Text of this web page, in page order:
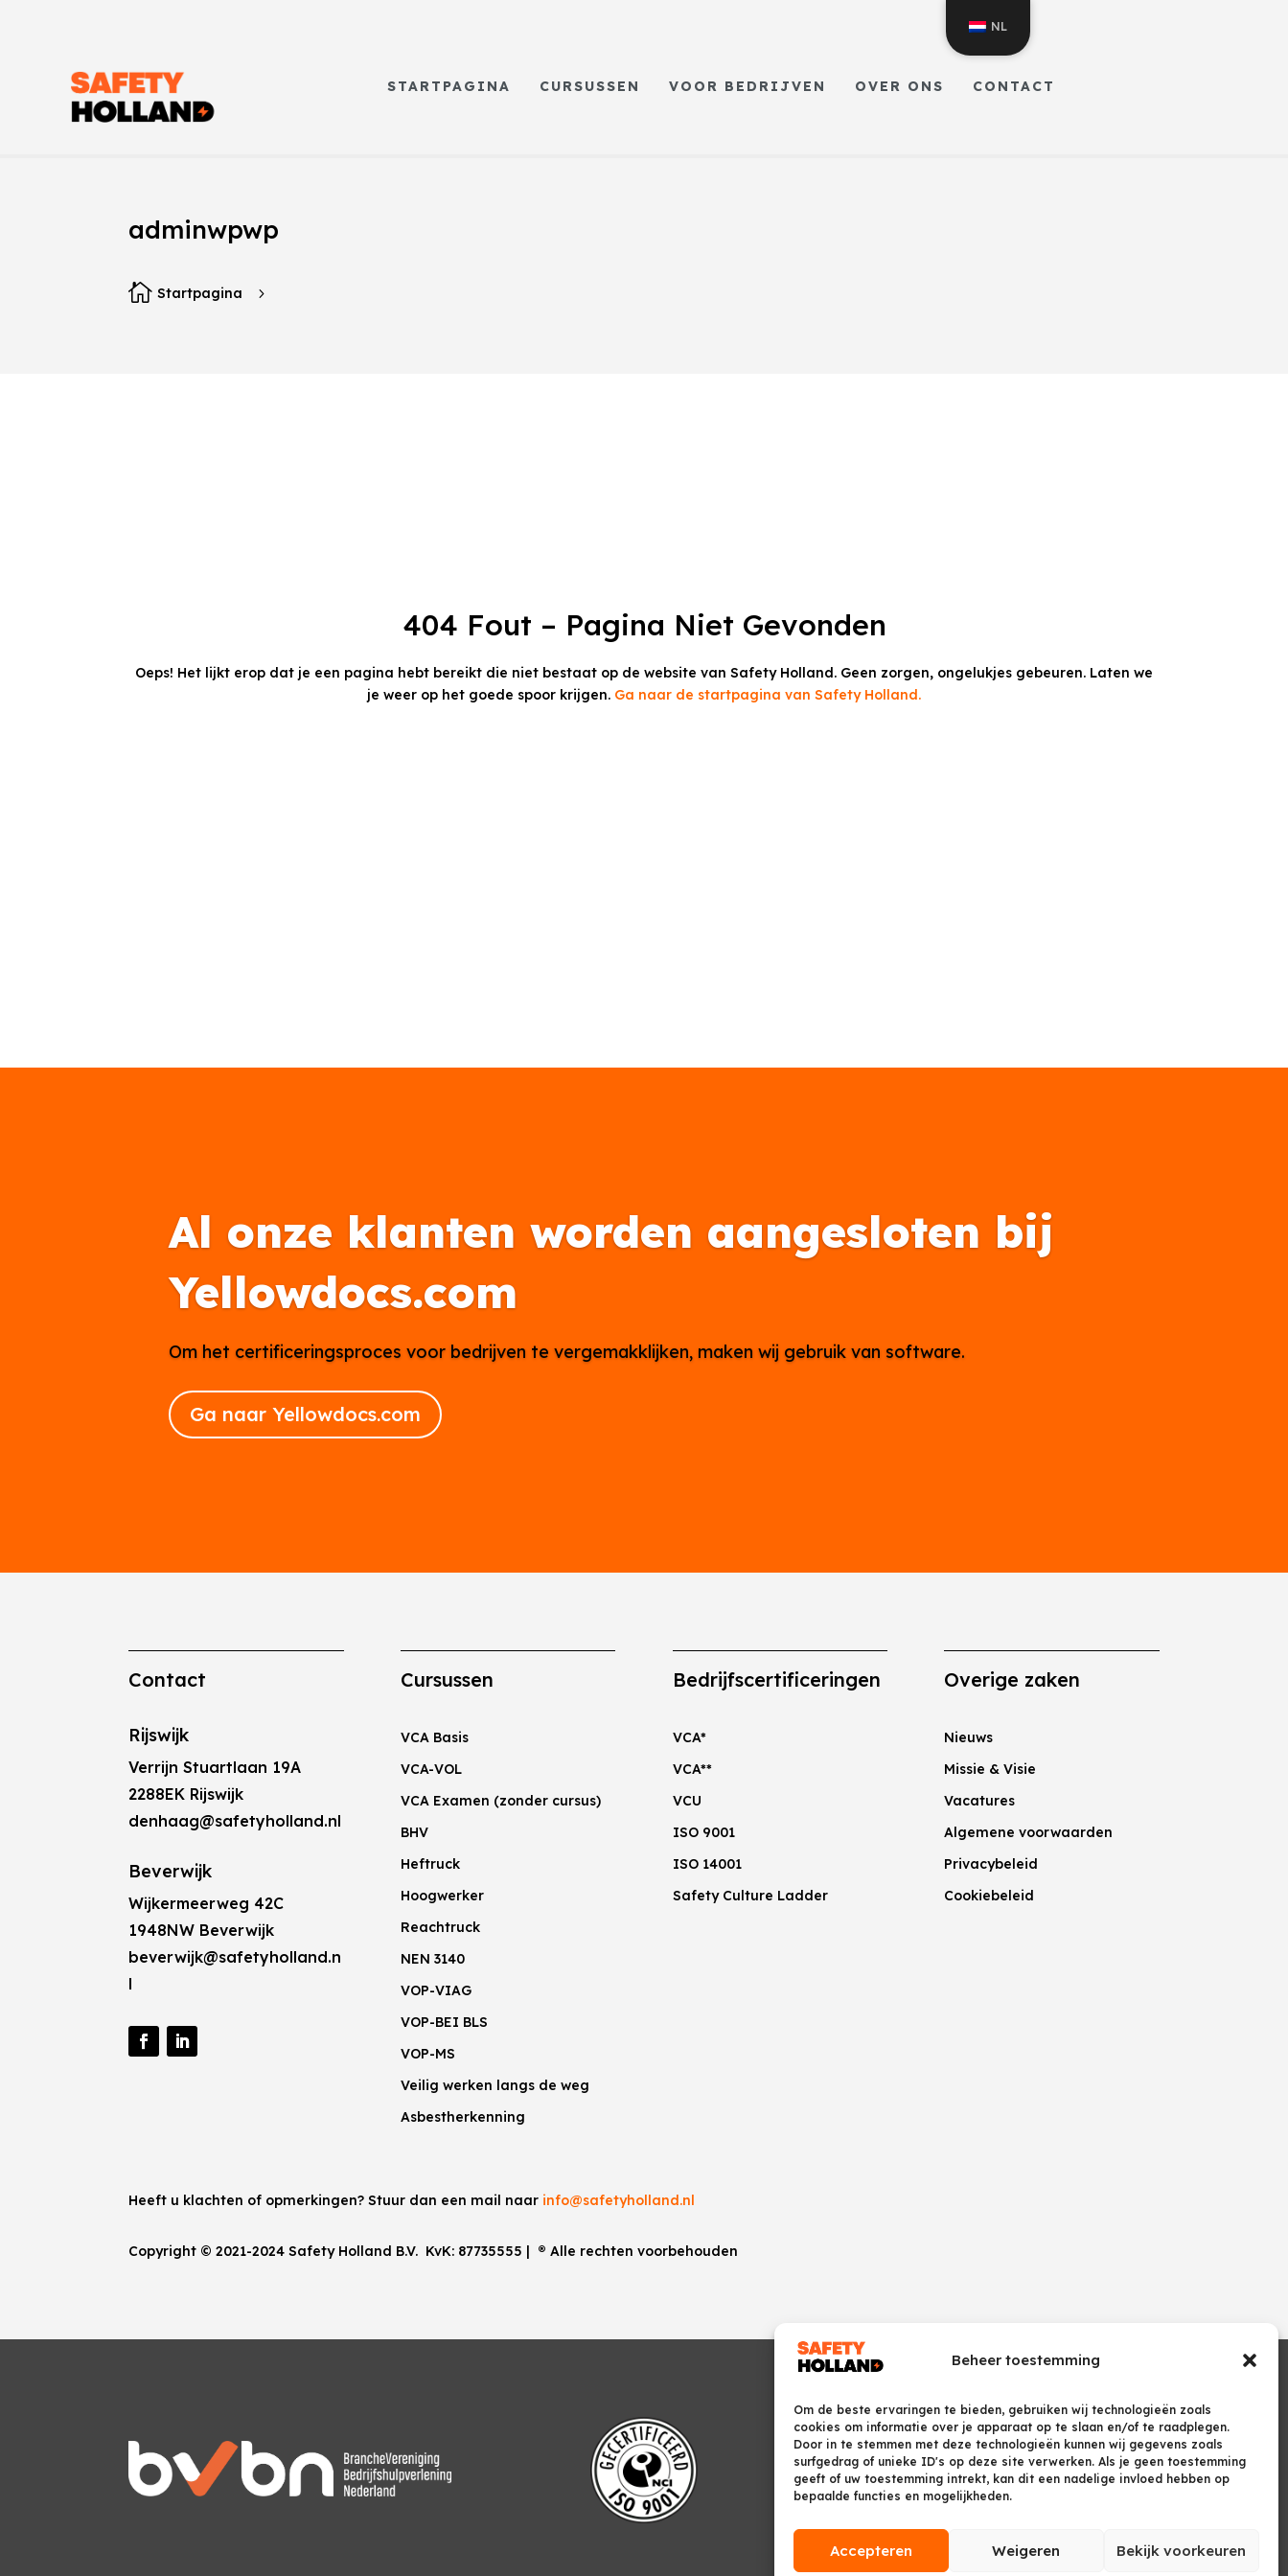
Beheer toestemming
Om de beste ervaringen te bieden, gebruiken wij technologieën zoals
cookies om informatie over je apparaat op te slaan en/of te raadplegen.
Door in te stemmen met deze technologieën kunnen wij gegevens zoals
surfgedrag of unieke ID's op deze site verwerken. Als je geen toestemming
geeft of uw toestemming intrekt, kan dit een nadelige invloed hebben op
bepaalde functies en mogelijkheden.
Accepteren Weigeren Bekijk voorkeuren
STARTPAGINA CURSUSSEN VOOR BEDRIJVEN OVER ONS CONTACT
adminwpwp
 Startpagina 5
404 Fout – Pagina Niet Gevonden
Oeps! Het lijkt erop dat je een pagina hebt bereikt die niet bestaat op de website van Safety Holland. Geen zorgen, ongelukjes gebeuren. Laten we
je weer op het goede spoor krijgen. Ga naar de startpagina van Safety Holland.
Al onze klanten worden aangesloten bij
Yellowdocs.com
Om het certificeringsproces voor bedrijven te vergemakklijken, maken wij gebruik van software.
Ga naar Yellowdocs.com
Contact
Rijswijk
Verrijn Stuartlaan 19A
2288EK Rijswijk
denhaag@safetyholland.nl
Beverwijk
Wijkermeerweg 42C
1948NW Beverwijk
beverwijk@safetyholland.n
l
Cursussen
VCA Basis
VCA-VOL
VCA Examen (zonder cursus)
BHV
Heftruck
Hoogwerker
Reachtruck
NEN 3140
VOP-VIAG
VOP-BEI BLS
VOP-MS
Veilig werken langs de weg
Asbestherkenning
Bedrijfscertificeringen
VCA*
VCA**
VCU
ISO 9001
ISO 14001
Safety Culture Ladder
Overige zaken
Nieuws
Missie & Visie
Vacatures
Algemene voorwaarden
Privacybeleid
Cookiebeleid
Heeft u klachten of opmerkingen? Stuur dan een mail naar info@safetyholland.nl
Copyright © 2021-2024 Safety Holland B.V. KvK: 87735555 | ®Alle rechten voorbehouden
NL